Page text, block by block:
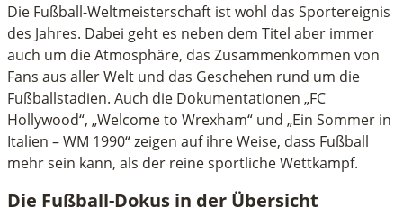
Die Fußball-Weltmeisterschaft ist wohl das Sportereignis
des Jahres. Dabei geht es neben dem Titel aber immer
auch um die Atmosphäre, das Zusammenkommen von
Fans aus aller Welt und das Geschehen rund um die
Fußballstadien. Auch die Dokumentationen „FC
Hollywood“, „Welcome to Wrexham“ und „Ein Sommer in
Italien – WM 1990“ zeigen auf ihre Weise, dass Fußball
mehr sein kann, als der reine sportliche Wettkampf.
Die Fußball-Dokus in der Übersicht